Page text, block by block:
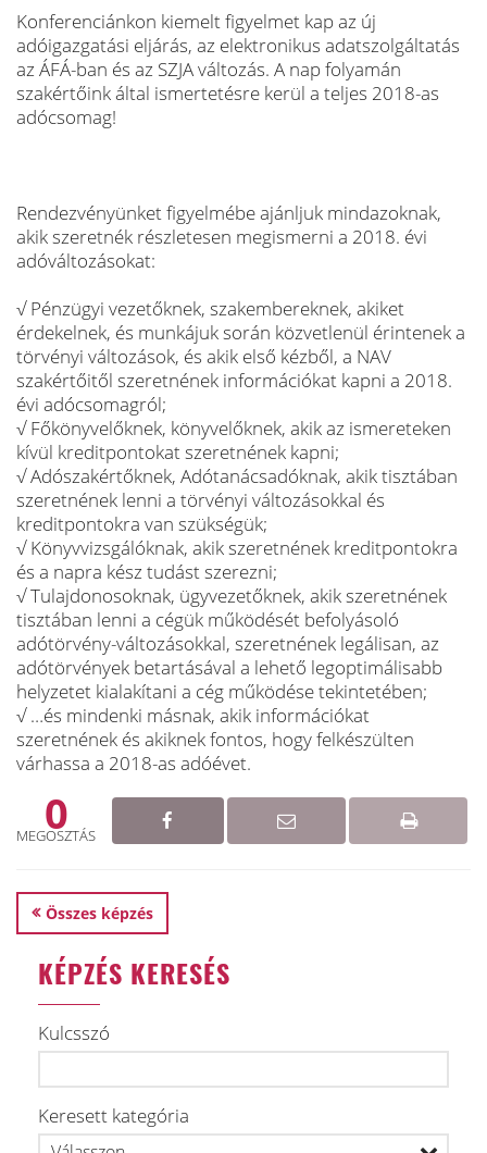
Konferenciánkon kiemelt figyelmet kap az új
adóigazgatási eljárás, az elektronikus adatszolgáltatás
az ÁFÁ-ban és az SZJA változás. A nap folyamán
szakértőink által ismertetésre kerül a teljes 2018-as
adócsomag!
Rendezvényünket figyelmébe ajánljuk mindazoknak,
akik szeretnék részletesen megismerni a 2018. évi
adóváltozásokat:
√ Pénzügyi vezetőknek, szakembereknek, akiket
érdekelnek, és munkájuk során közvetlenül érintenek a
törvényi változások, és akik első kézből, a NAV
szakértőitől szeretnének információkat kapni a 2018.
évi adócsomagról;
√ Főkönyvelőknek, könyvelőknek, akik az ismereteken
kívül kreditpontokat szeretnének kapni;
√ Adószakértőknek, Adótanácsadóknak, akik tisztában
szeretnének lenni a törvényi változásokkal és
kreditpontokra van szükségük;
√ Könyvvizsgálóknak, akik szeretnének kreditpontokra
és a napra kész tudást szerezni;
√ Tulajdonosoknak, ügyvezetőknek, akik szeretnének
tisztában lenni a cégük működését befolyásoló
adótörvény-változásokkal, szeretnének legálisan, az
adótörvények betartásával a lehető legoptimálisabb
helyzetet kialakítani a cég működése tekintetében;
√ …és mindenki másnak, akik információkat
szeretnének és akiknek fontos, hogy felkészülten
várhassa a 2018-as adóévet.
0
MEGOSZTÁS
Összes képzés
KÉPZÉS KERESÉS
Kulcsszó
Keresett kategória